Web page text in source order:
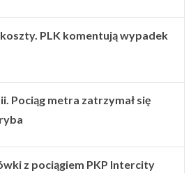
PLK komentują wypadek
Pociąg metra zatrzymał się
z pociągiem PKP Intercity